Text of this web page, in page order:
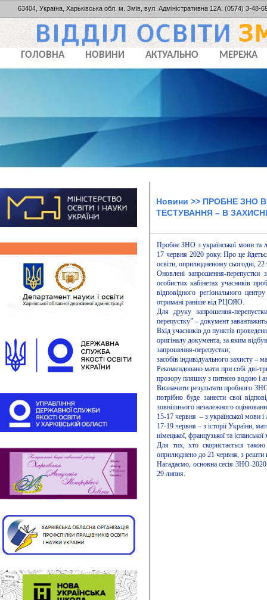
63404, Україна, Харьківська обл. м. Змів, вул. Адміністративна 12А, (0574) 3-48-
ГОЛОВНА НОВИНИ АКТУАЛЬНО МЕРЕЖА
Новини >> ПРОБНЕ ЗНО
ТЕСТУВАННЯ – В
Пробне ЗНО з української мови та
17 червня 2020 року. Про це
освіти, оприлюдненому сьогодні,
Оновлені запрошення-перепустки
особистих кабінетах учасників
відповідного регіонального
отримані раніше від РЦОЯО.
Для друку запрошення-
перепустку” – документ
Вхід учасників до пунктів
оригіналу документа, за яким
запрошення-перепустки;
засобів індивідуального захисту –
Рекомендовано мати при собі дві-
прозору пляшку з питною водою і
Визначити результати пробного
потрібно буде занести свої
зовнішнього незалежного
15-17 червня – з української мови і
17-19 червня – з історії України,
німецької, французької та
Для тих, хто скористається
оприлюднено до 21 червня, з решти
Нагадаємо, основна сесія ЗНО-
29 липня.